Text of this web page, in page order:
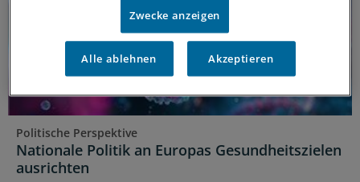
Politische Perspektive
Nationale Politik an Europas Gesundheitszielen
ausrichten
Zwecke anzeigen
Alle ablehnen Akzeptieren